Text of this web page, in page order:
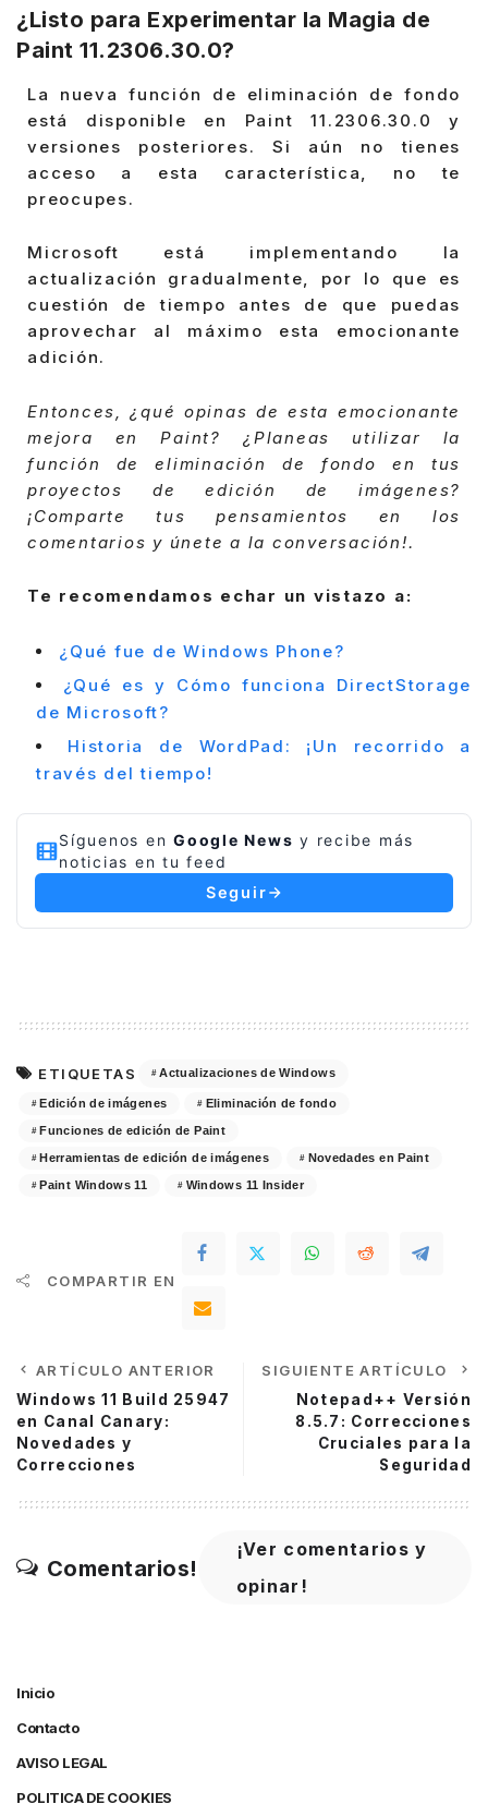
¿Listo para Experimentar la Magia de
Paint 11.2306.30.0?
La nueva función de eliminación de fondo
está disponible en Paint 11.2306.30.0 y
versiones posteriores. Si aún no tienes
acceso a esta característica, no te
preocupes.
Microsoft está implementando la
actualización gradualmente, por lo que es
cuestión de tiempo antes de que puedas
aprovechar al máximo esta emocionante
adición.
Entonces, ¿qué opinas de esta emocionante
mejora en Paint? ¿Planeas utilizar la
función de eliminación de fondo en tus
proyectos de edición de imágenes?
¡Comparte tus pensamientos en los
comentarios y únete a la conversación!.
Te recomendamos echar un vistazo a:
¿Qué fue de Windows Phone?
¿Qué es y Cómo funciona DirectStorage
de Microsoft?
Historia de WordPad: ¡Un recorrido a
través del tiempo!
Síguenos en Google News y recibe más
noticias en tu feed
Seguir
ETIQUETAS Actualizaciones de Windows
Edición de imágenes Eliminación de fondo
Funciones de edición de Paint
Herramientas de edición de imágenes Novedades en Paint
Paint Windows 11 Windows 11 Insider
COMPARTIR EN
ARTÍCULO ANTERIOR
Windows 11 Build 25947
en Canal Canary:
Novedades y
Correcciones
SIGUIENTE ARTÍCULO
Notepad++ Versión
8.5.7: Correcciones
Cruciales para la
Seguridad
Comentarios!
¡Ver comentarios y
opinar!
Inicio
Contacto
AVISO LEGAL
POLITICA DE COOKIES